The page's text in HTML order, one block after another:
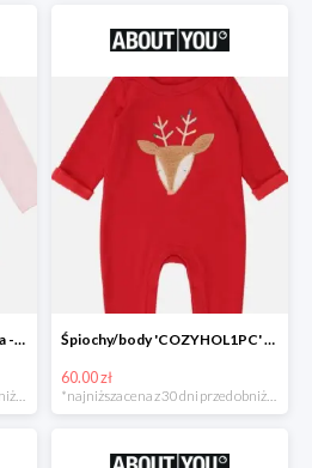
Cienkie śpiochy/body Sanetta -15% Śpiochy/body 'COZYHOL1PC' GAP -60%
60.00 zł